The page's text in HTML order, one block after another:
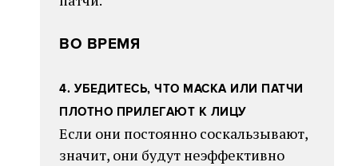
ВО ВРЕМЯ
4. УБЕДИТЕСЬ, ЧТО МАСКА ИЛИ ПАТЧИ
ПЛОТНО ПРИЛЕГАЮТ К ЛИЦУ
Если они постоянно соскальзывают,
значит, они будут неэффективно